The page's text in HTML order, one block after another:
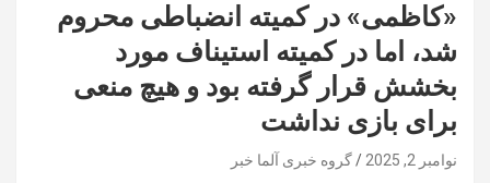
«کاظمی» در کمیته انضباطی محروم
شد، اما در کمیته استیناف مورد
بخشش قرار گرفته بود و هیچ منعی
برای بازی نداشت
نوامبر 2, 2025 گروه خبری آلما خبر